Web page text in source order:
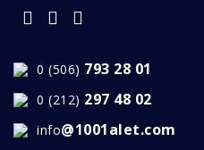
0 (506) 793 28 01
0 (212) 297 48 02
info@1001alet.com